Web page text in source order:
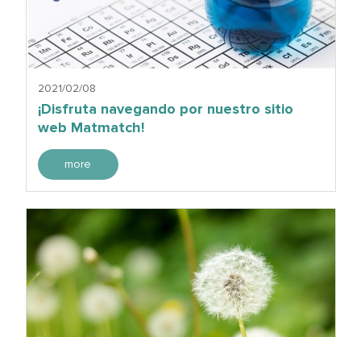
2021/02/08
¡Disfruta navegando por nuestro sitio
web Matmatch!
more